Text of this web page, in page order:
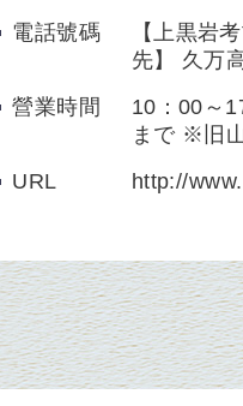
電話號碼
【上黒岩
先】 久万
營業時間
10：00～
まで ※旧
URL
http://